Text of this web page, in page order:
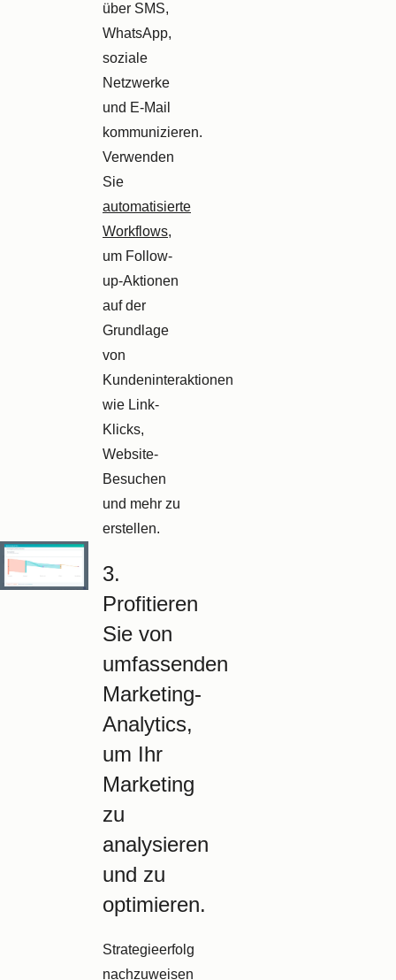
über SMS,
WhatsApp,
soziale
Netzwerke
und E-Mail
kommunizieren.
Verwenden
Sie
automatisierte
Workflows,
um Follow-
up-Aktionen
auf der
Grundlage
von
Kundeninteraktionen
wie Link-
Klicks,
Website-
Besuchen
und mehr zu
erstellen.
3.
Profitieren
Sie von
umfassenden
Marketing-
Analytics,
um Ihr
Marketing
zu
analysieren
und zu
optimieren.
Strategieerfolg
nachzuweisen